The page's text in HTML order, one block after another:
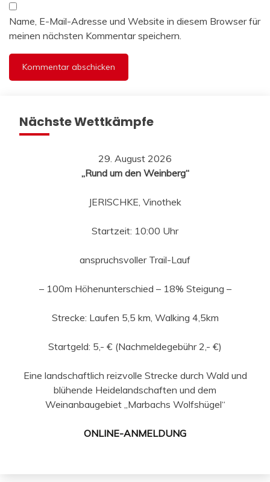
Name, E-Mail-Adresse und Website in diesem Browser für
meinen nächsten Kommentar speichern.
Nächste Wettkämpfe
29. August 2026
„Rund um den Weinberg“
JERISCHKE, Vinothek
Startzeit: 10:00 Uhr
anspruchsvoller Trail-Lauf
– 100m Höhenunterschied – 18% Steigung –
Strecke: Laufen 5,5 km, Walking 4,5km
Startgeld: 5,- € (Nachmeldegebühr 2,- €)
Eine landschaftlich reizvolle Strecke durch Wald und
blühende Heidelandschaften und dem
Weinanbaugebiet „Marbachs Wolfshügel“
ONLINE-ANMELDUNG